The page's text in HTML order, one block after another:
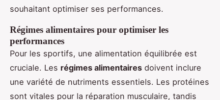
souhaitant optimiser ses performances.
Régimes alimentaires pour optimiser les
performances
Pour les sportifs, une alimentation équilibrée est
cruciale. Les régimes alimentaires doivent inclure
une variété de nutriments essentiels. Les protéines
sont vitales pour la réparation musculaire, tandis